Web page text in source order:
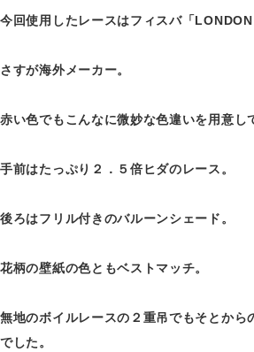
今回使用したレースはフィスバ「LONDON
さすが海外メーカー。
赤い色でもこんなに微妙な色違いを用意し
手前はたっぷり２．５倍ヒダのレース。
後ろはフリル付きのバルーンシェード。
花柄の壁紙の色ともベストマッチ。
無地のボイルレースの２重吊でもそとから
でした。